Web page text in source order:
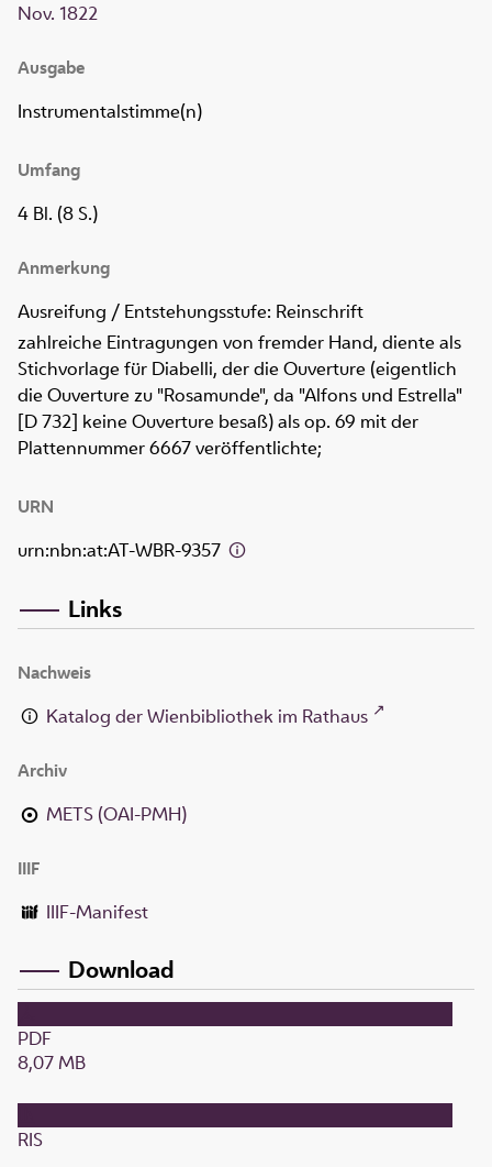
Nov. 1822
Ausgabe
Instrumentalstimme(n)
Umfang
4 Bl. (8 S.)
Anmerkung
Ausreifung / Entstehungsstufe: Reinschrift
zahlreiche Eintragungen von fremder Hand, diente als
Stichvorlage für Diabelli, der die Ouverture (eigentlich
die Ouverture zu "Rosamunde", da "Alfons und Estrella"
[D 732] keine Ouverture besaß) als op. 69 mit der
Plattennummer 6667 veröffentlichte;
URN
urn:nbn:at:AT-WBR-9357
Links
Nachweis
Katalog der Wienbibliothek im Rathaus
Archiv
METS (OAI-PMH)
IIIF
IIIF-Manifest
Download
PDF
8,07 MB
RIS